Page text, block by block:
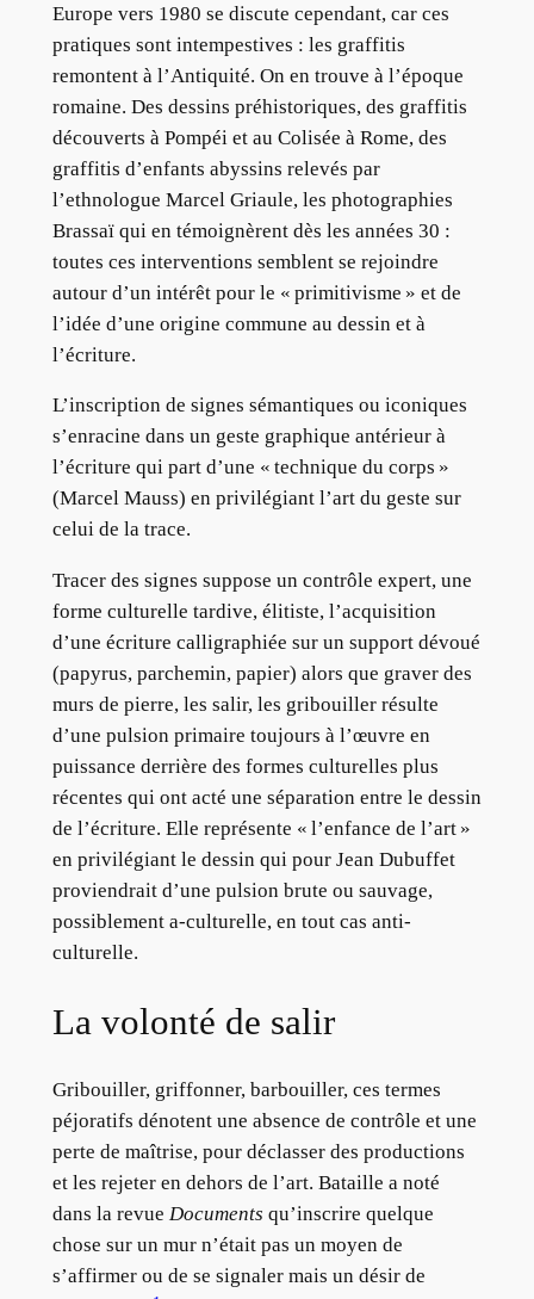
Europe vers 1980 se discute cependant, car ces
pratiques sont intempestives : les graffitis
remontent à l’Antiquité. On en trouve à l’époque
romaine. Des dessins préhistoriques, des graffitis
découverts à Pompéi et au Colisée à Rome, des
graffitis d’enfants abyssins relevés par
l’ethnologue Marcel Griaule, les photographies
Brassaï qui en témoignèrent dès les années 30 :
toutes ces interventions semblent se rejoindre
autour d’un intérêt pour le « primitivisme » et de
l’idée d’une origine commune au dessin et à
l’écriture.
L’inscription de signes sémantiques ou iconiques
s’enracine dans un geste graphique antérieur à
l’écriture qui part d’une « technique du corps »
(Marcel Mauss) en privilégiant l’art du geste sur
celui de la trace.
Tracer des signes suppose un contrôle expert, une
forme culturelle tardive, élitiste, l’acquisition
d’une écriture calligraphiée sur un support dévoué
(papyrus, parchemin, papier) alors que graver des
murs de pierre, les salir, les gribouiller résulte
d’une pulsion primaire toujours à l’œuvre en
puissance derrière des formes culturelles plus
récentes qui ont acté une séparation entre le dessin
de l’écriture. Elle représente « l’enfance de l’art »
en privilégiant le dessin qui pour Jean Dubuffet
proviendrait d’une pulsion brute ou sauvage,
possiblement a-culturelle, en tout cas anti-
culturelle.
La volonté de salir
Gribouiller, griffonner, barbouiller, ces termes
péjoratifs dénotent une absence de contrôle et une
perte de maîtrise, pour déclasser des productions
et les rejeter en dehors de l’art. Bataille a noté
dans la revue Documents qu’inscrire quelque
chose sur un mur n’était pas un moyen de
s’affirmer ou de se signaler mais un désir de